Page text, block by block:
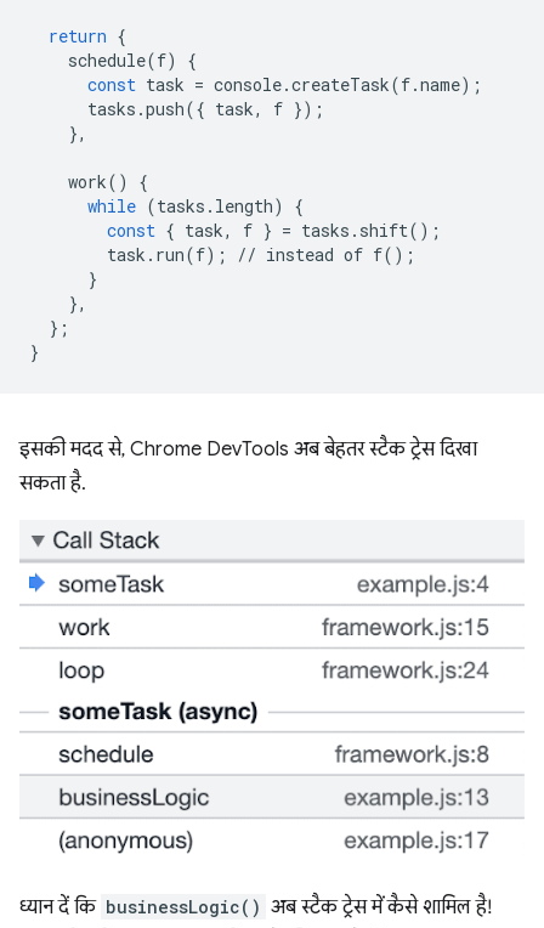
return {
schedule(f)
{
const task = console.createTask(f.name);
tasks .push({ task, f });
},
work()
{
while (tasks . length)
{
const { task, f } = tasks . shift();
task . run(f); // instead of f();
}
},
};
}
इसकी मदद से, Chrome DevTools अब बेहतर स्टैक ट्रेस दिखा
सकता है.
ध्यान दें कि businessLogic() अब स्टैक ट्रेस में कैसे शामिल है!